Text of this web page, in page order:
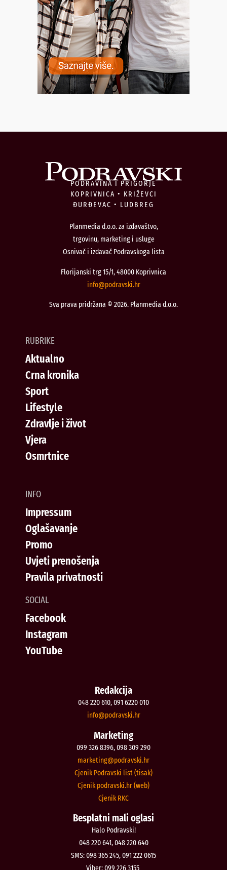
PODRAVINA I PRIGORJE
KOPRIVNICA • KRIŽEVCI
ĐURĐEVAC • LUDBREG
Planmedia d.o.o. za izdavaštvo,
trgovinu, marketing i usluge
Osnivač i izdavač Podravskoga lista
Florijanski trg 15/1, 48000 Koprivnica
rh.iksvardop
@ofni
Sva prava pridržana © 2026. Planmedia d.o.o.
RUBRIKE
Aktualno
Crna kronika
Sport
Lifestyle
Zdravlje i život
Vjera
Osmrtnice
INFO
Impressum
Oglašavanje
Promo
Uvjeti prenošenja
Pravila privatnosti
SOCIAL
Facebook
Instagram
YouTube
Redakcija
048 220 610, 091 6220 010
rh.iksvardop
@ofni
Marketing
099 326 8396, 098 309 290
rh.iksvardop
@gnitekram
Cjenik Podravski list (tisak)
Cjenik podravski.hr (web)
Cjenik RKC
Besplatni mali oglasi
Halo Podravski!
048 220 641, 048 220 640
SMS: 098 365 245, 091 222 0615
Viber: 099 226 3155